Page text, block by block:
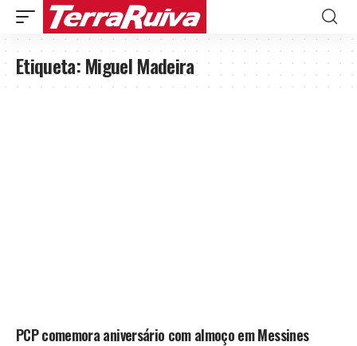
Etiqueta:Miguel Madeira
PCP comemora aniversário com almoço em Messines